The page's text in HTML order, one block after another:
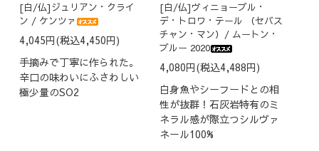
[白/仏]ジュリアン・クライ
ン / ケンツァ
4,045円(税込4,450円)
手摘みで丁寧に作られた。
辛口の味わいにふさわしい
極少量のSO2
[白/仏]ヴィニョーブル・
デ・トロワ・テール （セバス
チャン・マン）/ ムートン・
ブルー 2020
4,080円(税込4,488円)
白身魚やシーフードとの相
性が抜群！石灰岩特有のミ
ネラル感が際立つシルヴァ
ネール100%